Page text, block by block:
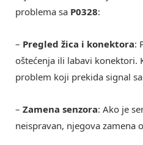
problema sa P0328:
– Pregled žica i konektora:
oštećenja ili labavi konektori.
problem koji prekida signal
– Zamena senzora: Ako je
neispravan, njegova zamena